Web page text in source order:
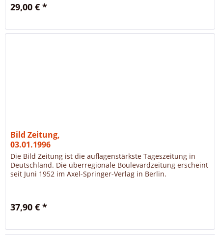
29,00 € *
Bild Zeitung,
03.01.1996
Die Bild Zeitung ist die auflagenstärkste Tageszeitung in
Deutschland. Die überregionale Boulevardzeitung erscheint
seit Juni 1952 im Axel-Springer-Verlag in Berlin.
37,90 € *